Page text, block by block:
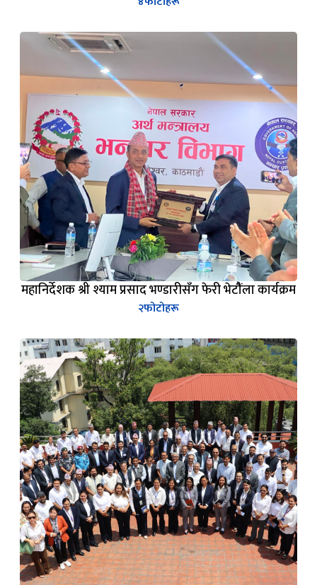
महानिर्देशक श्री श्याम प्रसाद भण्डारीसँग फेरी भेटौैंला कार्यक्रम
२फोटोहरू